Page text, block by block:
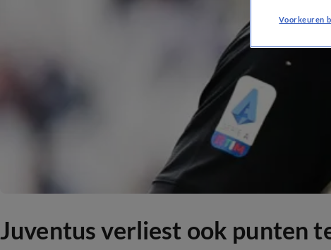
Juventus verliest ook punten
Voorkeuren